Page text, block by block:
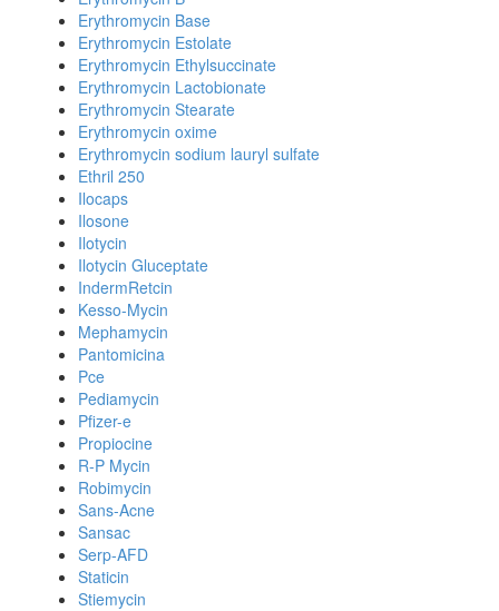
Erythromycin Base
Erythromycin Estolate
Erythromycin Ethylsuccinate
Erythromycin Lactobionate
Erythromycin Stearate
Erythromycin oxime
Erythromycin sodium lauryl sulfate
Ethril 250
Ilocaps
Ilosone
Ilotycin
Ilotycin Gluceptate
IndermRetcin
Kesso-Mycin
Mephamycin
Pantomicina
Pce
Pediamycin
Pfizer-e
Propiocine
R-P Mycin
Robimycin
Sans-Acne
Sansac
Serp-AFD
Staticin
Stiemycin